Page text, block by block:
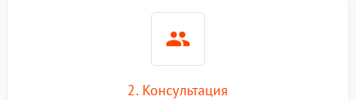
2. Консультация